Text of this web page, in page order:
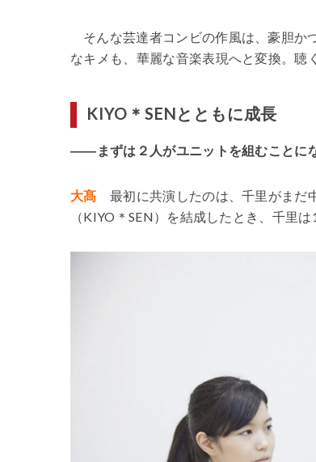
そんな芸達者コンビの作風は、豪胆か
なキメも、華麗な音楽表現へと変換。聴
KIYO＊SENとともに成長
――まずは２人がユニットを組むことに
大髙 最初に共演したのは、千里がまだ
（KIYO＊SEN）を結成したとき、千里